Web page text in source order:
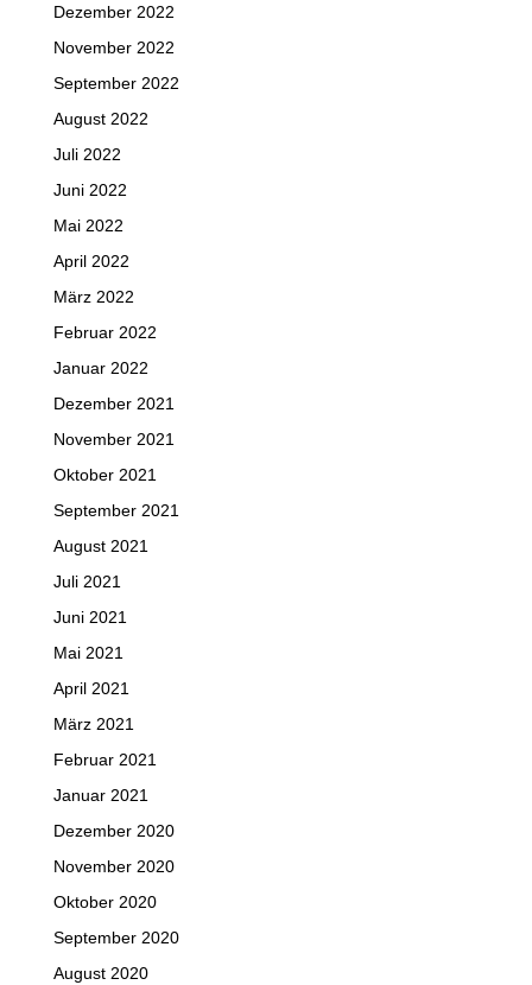
Dezember 2022
November 2022
September 2022
August 2022
Juli 2022
Juni 2022
Mai 2022
April 2022
März 2022
Februar 2022
Januar 2022
Dezember 2021
November 2021
Oktober 2021
September 2021
August 2021
Juli 2021
Juni 2021
Mai 2021
April 2021
März 2021
Februar 2021
Januar 2021
Dezember 2020
November 2020
Oktober 2020
September 2020
August 2020